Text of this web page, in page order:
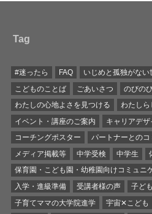
Tag
#迷ったら FAQ いじめと孤独がない
こどものことば
ごあいさつ
のびの
わたしの心地よさを見つける
わたしら
イベント・講座のご案内
キャリアデザ
コーチングポスター
パートナーとの
メディア掲載等
中学受検 中学生
保育園・こども園・幼稚園向けコミュニ
入学・進級準備
受講者様の声 子ど
子育てママの大学院進学
宇宙✕こども